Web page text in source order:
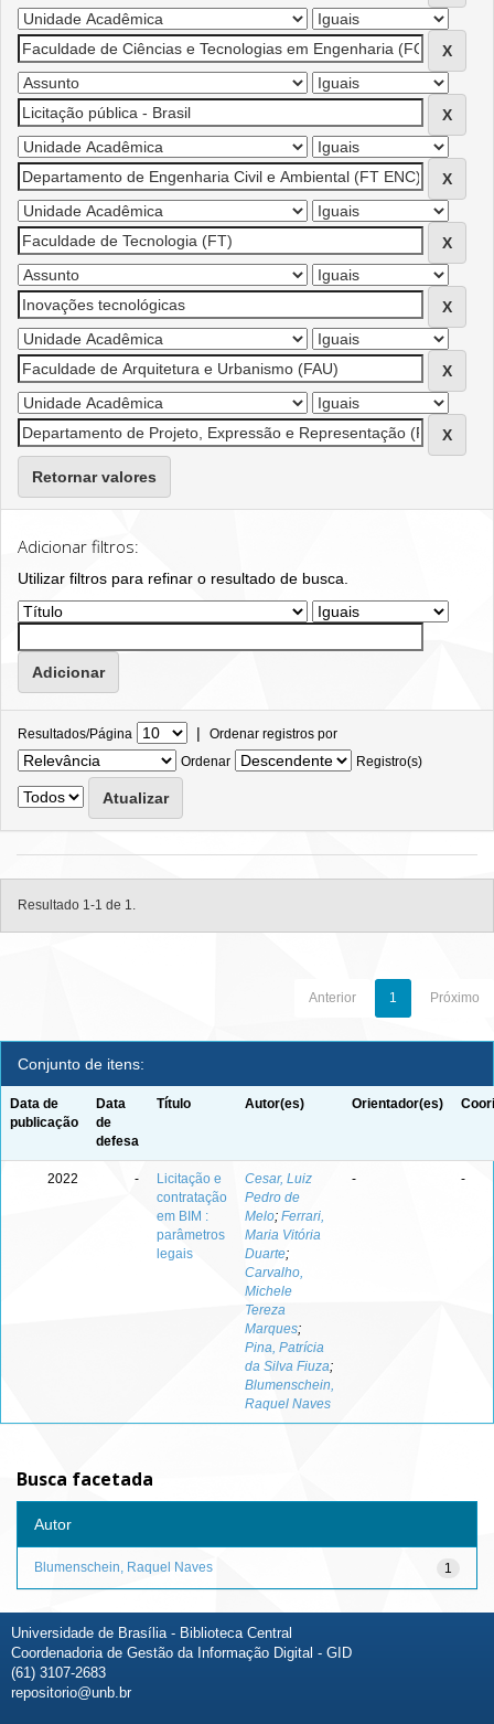
Retornar valores
Adicionar filtros:
Utilizar filtros para refinar o resultado de busca.
Resultados/Página | Ordenar registros por
Ordenar
Registro(s)
Resultado 1-1 de 1.
Anterior 1 Próximo
Conjunto de itens:
Data de
publicação
Data
de
defesa
Título Autor(es) Orientador(es)
2022 -
Licitação e
contratação
em BIM :
parâmetros
legais
Cesar, Luiz
Pedro de
Melo; Ferrari,
Maria Vitória
Duarte;
Carvalho,
Michele
Tereza
Marques;
Pina, Patrícia
da Silva Fiuza;
Blumenschein,
Raquel Naves
- -
Busca facetada
Autor
1
Blumenschein, Raquel Naves
Universidade de Brasília - Biblioteca Central
Coordenadoria de Gestão da Informação Digital - GID
(61) 3107-2683
repositorio@unb.br